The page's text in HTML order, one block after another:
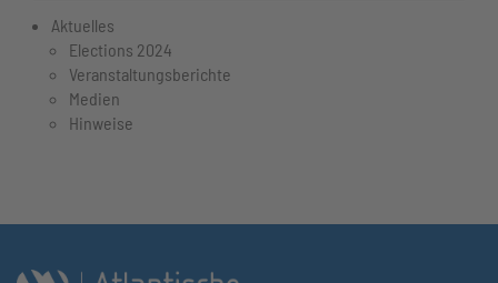
Aktuelles
Elections 2024
Veranstaltungsberichte
Medien
Hinweise